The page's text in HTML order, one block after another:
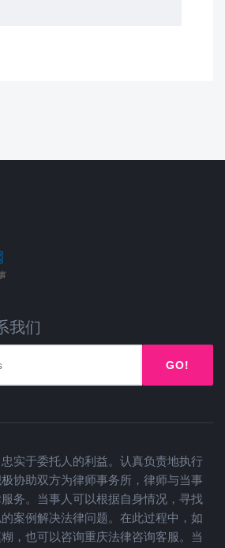
我们
GO!
实于委托人的利益。认真负责地执行
协助双方为律师事务所，律师与当事
务。当事人可以根据自身情况，寻找
案例解决法律问题。在此过程中，如
，也可以咨询重庆法律咨询客服。当